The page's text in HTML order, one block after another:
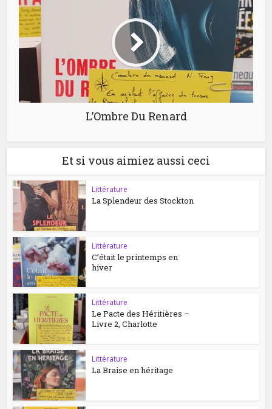
L’Ombre Du Renard
Et si vous aimiez aussi ceci
Littérature
La Splendeur des Stockton
Littérature
C’était le printemps en
hiver
Littérature
Le Pacte des Héritières –
Livre 2, Charlotte
Littérature
La Braise en héritage